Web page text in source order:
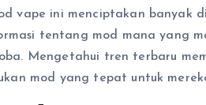
vape ini menciptakan banyak
tentang mod mana yang
Mengetahui tren terbaru
mod yang tepat untuk